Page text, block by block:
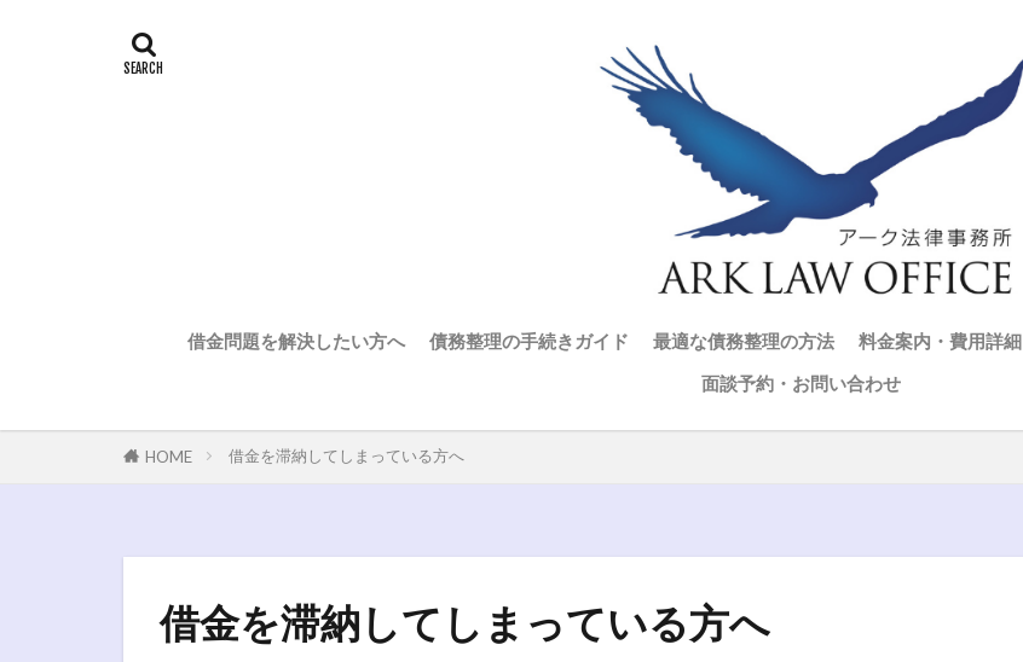
借金問題を解決したい方へ 債務整理の手続きガイド 最適な債務整理の方法 料金案内・費用詳細
面談予約・お問い合わせ
HOME 借金を滞納してしまっている方へ
借金を滞納してしまっている方へ